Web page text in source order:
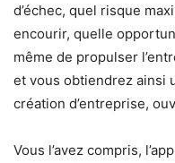
d’échec, quel risque
encourir, quelle
même de propulser
et vous obtiendrez ainsi
création d’entreprise,
Vous l’avez compris,